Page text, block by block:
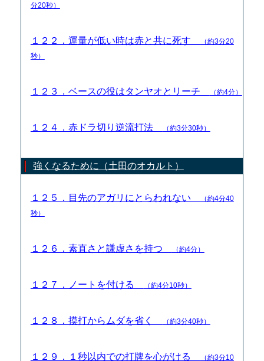
分20秒）
１２２．運量が低い時は赤と共に死す
（約3分20
秒）
１２３．ベースの役はタンヤオとリーチ （約4分）
１２４．赤ドラ切り逆流打法 （約3分30秒）
強くなるために（土田のオカルト）
１２５．目先のアガリにとらわれない
（約4分40
秒）
１２６．素直さと謙虚さを持つ （約4分）
１２７．ノートを付ける （約4分10秒）
１２８．摸打からムダを省く （約3分40秒）
１２９．１秒以内での打牌を心がける （約3分10